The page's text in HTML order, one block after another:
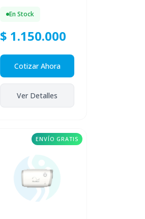
En Stock
$ 1.150.000
Cotizar Ahora
Ver Detalles
ENVÍO GRATIS